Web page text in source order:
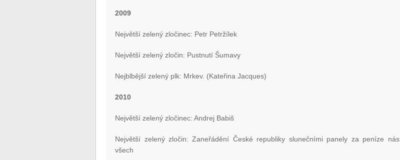
2009
Největší zelený zločinec: Petr Petržílek
Největší zelený zločin: Pustnutí Šumavy
Nejblbější zelený plk: Mrkev. (Kateřina Jacques)
2010
Největší zelený zločinec: Andrej Babiš
Největší zelený zločin: Zaneřádění České republiky slunečními panely za peníze nás
všech